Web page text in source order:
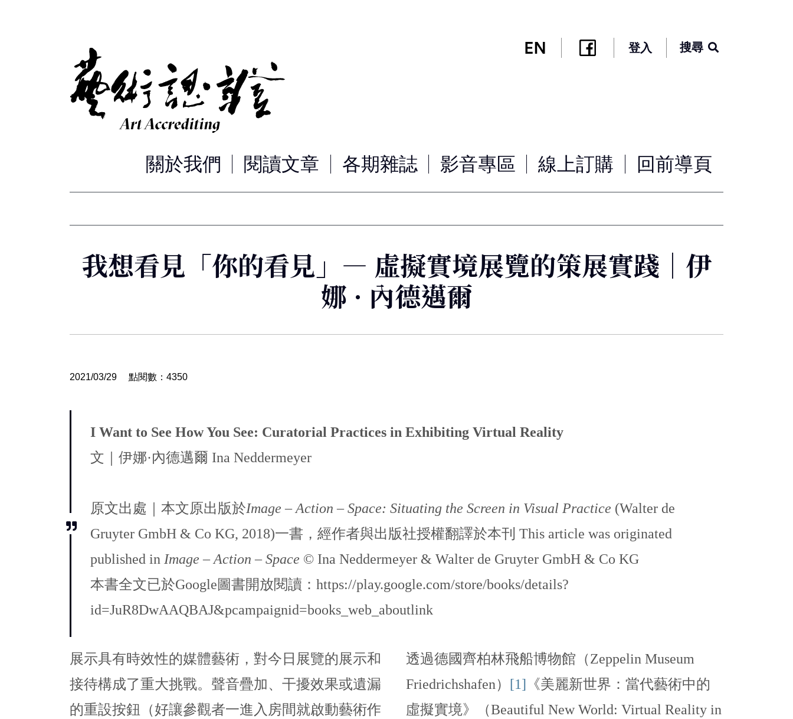
登入 搜尋
關於我們 閱讀文章 各期雜誌 影音專區 線上訂購 回前導頁
我想看見「你的看見」— 虛擬實境展覽的策展實踐｜伊
娜 · 內德邁爾
2021/03/29 點閱數：4350
I Want to See How You See: Curatorial Practices in Exhibiting Virtual Reality
文｜伊娜·內德邁爾 Ina Neddermeyer
原文出處｜本文原出版於Image – Action – Space: Situating the Screen in Visual Practice (Walter de
Gruyter GmbH & Co KG, 2018)一書，經作者與出版社授權翻譯於本刊 This article was originated
published in Image – Action – Space © Ina Neddermeyer & Walter de Gruyter GmbH & Co KG
本書全文已於Google圖書開放閱讀：https://play.google.com/store/books/details?
id=JuR8DwAAQBAJ&pcampaignid=books_web_aboutlink
展示具有時效性的媒體藝術，對今日展覽的展示和
接待構成了重大挑戰。聲音疊加、干擾效果或遺漏
的重設按鈕（好讓參觀者一進入房間就啟動藝術作
透過德國齊柏林飛船博物館（Zeppelin Museum
Friedrichshafen） [1] 《美麗新世界：當代藝術中的
虛擬實境》（Beautiful New World: Virtual Reality in